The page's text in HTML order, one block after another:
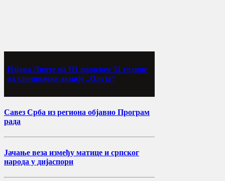
Изјава Линте на Н1 поводом 31 године
од злочиначке акције „Олуја“
Савез Срба из региона објавио Програм
рада
Јачање веза између матице и српског
народа у дијаспори